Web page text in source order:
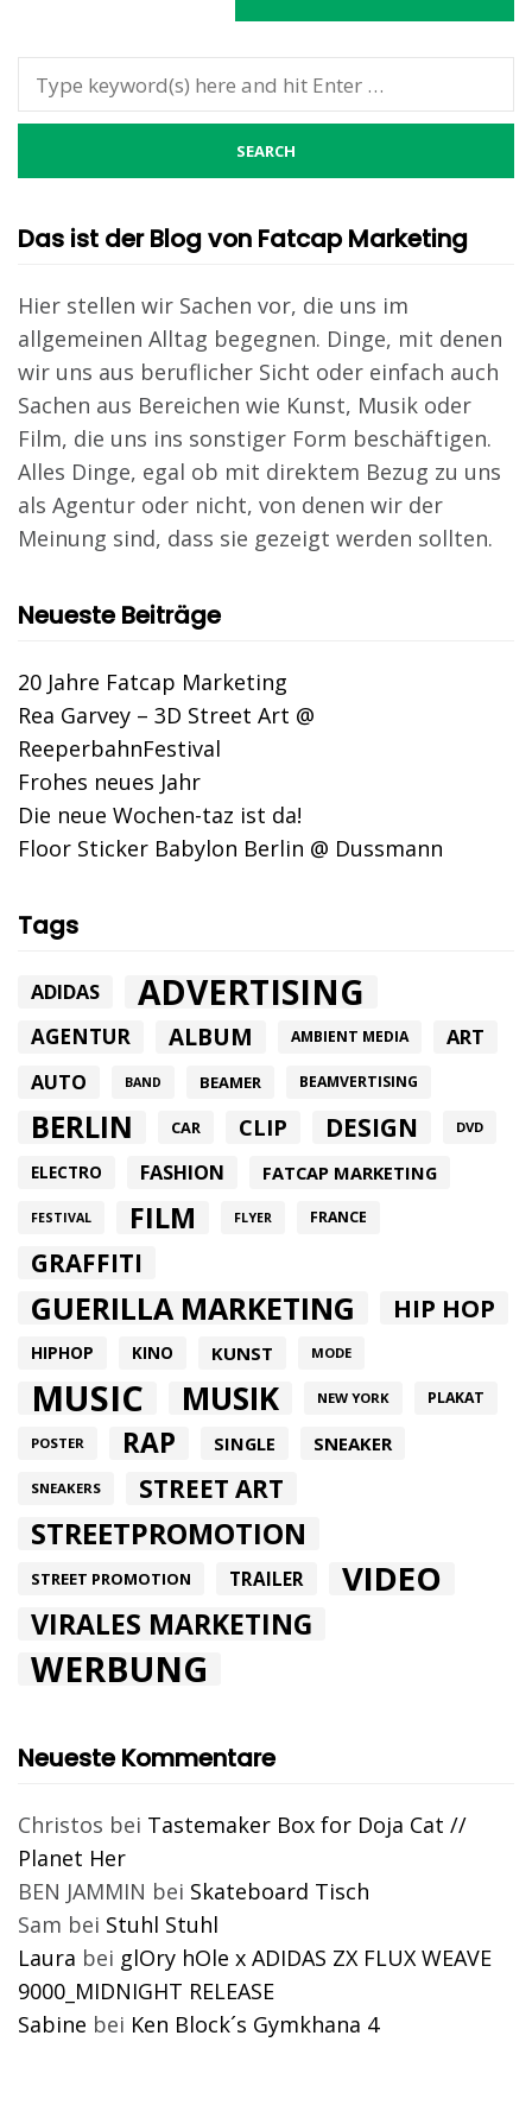
Das ist der Blog von Fatcap Marketing
Hier stellen wir Sachen vor, die uns im
allgemeinen Alltag begegnen. Dinge, mit denen
wir uns aus beruflicher Sicht oder einfach auch
Sachen aus Bereichen wie Kunst, Musik oder
Film, die uns ins sonstiger Form beschäftigen.
Alles Dinge, egal ob mit direktem Bezug zu uns
als Agentur oder nicht, von denen wir der
Meinung sind, dass sie gezeigt werden sollten.
Neueste Beiträge
20 Jahre Fatcap Marketing
Rea Garvey – 3D Street Art @
ReeperbahnFestival
Frohes neues Jahr
Die neue Wochen-taz ist da!
Floor Sticker Babylon Berlin @ Dussmann
Tags
ADIDAS ADVERTISING
AGENTUR ALBUM AMBIENT MEDIA ART
AUTO BAND BEAMER BEAMVERTISING
BERLIN CAR CLIP DESIGN DVD
ELECTRO FASHION FATCAP MARKETING
FESTIVAL FILM FLYER FRANCE
GRAFFITI
GUERILLA MARKETING HIP HOP
HIPHOP KINO KUNST MODE
MUSIC MUSIK NEW YORK PLAKAT
POSTER RAP SINGLE SNEAKER
SNEAKERS STREET ART
STREETPROMOTION
STREET PROMOTION TRAILER VIDEO
VIRALES MARKETING
WERBUNG
Neueste Kommentare
Christos bei Tastemaker Box for Doja Cat //
Planet Her
BEN JAMMIN bei Skateboard Tisch
Sam bei Stuhl Stuhl
Laura bei glOry hOle x ADIDAS ZX FLUX WEAVE
9000_MIDNIGHT RELEASE
Sabine bei Ken Block´s Gymkhana 4